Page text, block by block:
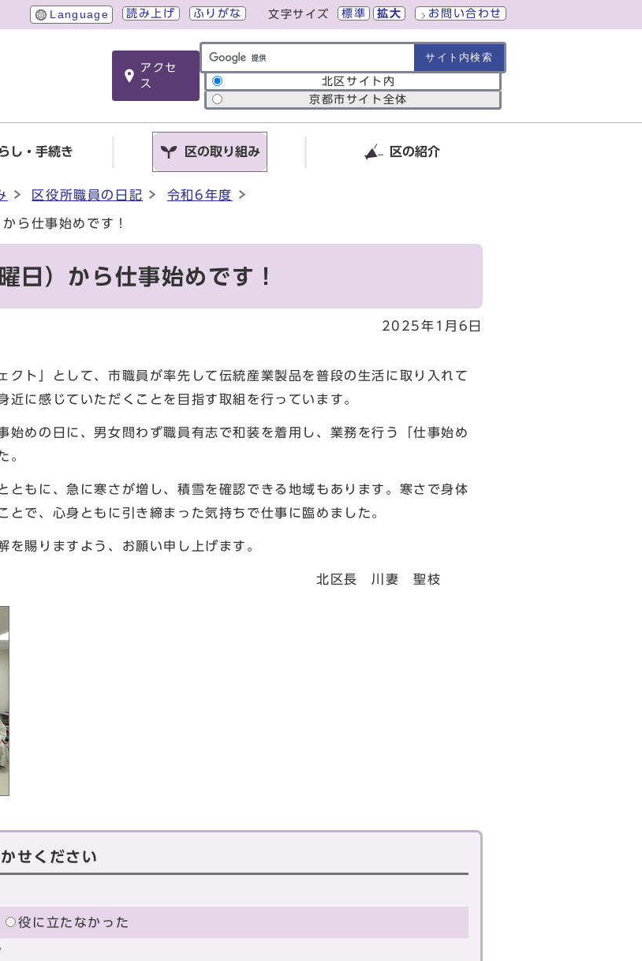
Language 読み上げ ふりがな 文字サイズ 標準 拡大 お問い合わせ
アクセ
ス
サイト内検索の範囲
北区サイト内
京都市サイト全体
し・手続き 区の取り組み 区の紹介
区役所職員の日記 令和6年度
ら仕事始めです！
日）から仕事始めです！
2025年1月6日
ト」として、市職員が率先して伝統産業製品を普段の生活に取り入れて
近に感じていただくことを目指す取組を行っています。
めの日に、男女問わず職員有志で和装を着用し、業務を行う「仕事始め
。
もに、急に寒さが増し、積雪を確認できる地域もあります。寒さで身体
とで、心身ともに引き締まった気持ちで仕事に臨めました。
を賜りますよう、お願い申し上げます。
川妻 聖枝
せください
役に立たなかった